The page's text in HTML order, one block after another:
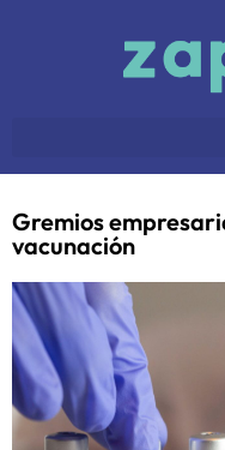
Gremios
vacunación